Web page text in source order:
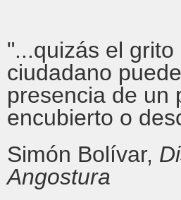
"...quizás el grito
ciudadano
presencia de un
encubierto o
Simón Bolívar,
Angostura